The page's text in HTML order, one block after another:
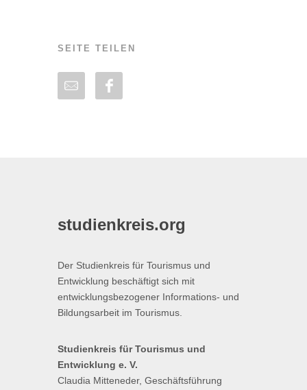
SEITE TEILEN
studienkreis.org
Der Studienkreis für Tourismus und
Entwicklung beschäftigt sich mit
entwicklungsbezogener Informations- und
Bildungsarbeit im Tourismus.
Studienkreis für Tourismus und
Entwicklung e. V.
Claudia Mitteneder, Geschäftsführung